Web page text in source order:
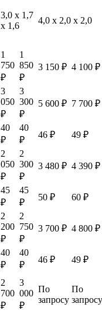
3,0 х 1,7
х 1,6
4,0 х 2,0 х 2,0
1
750
₽
1
850
₽
3 150 ₽ 4 100 ₽
3
050
₽
3
300
₽
5 600 ₽ 7 700 ₽
40
₽
40
₽
46 ₽ 49 ₽
2
050
₽
2
300
₽
3 480 ₽ 4 390 ₽
45
₽
45
₽
50 ₽ 60 ₽
2
200
₽
2
750
₽
3 700 ₽ 4 800 ₽
40
₽
40
₽
46 ₽
49 ₽
2
700
₽
3
000
₽
По
запросу
По
запросу